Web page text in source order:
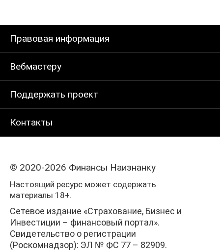
Правовая информация
Вебмастеру
Поддержать проект
Контакты
© 2020-2026 Финансы Наизнанку
Настоящий ресурс может содержать
материалы 18+.
Сетевое издание «Страхование, Бизнес и
Инвестиции – финансовый портал».
Свидетельство о регистрации
(Роскомнадзор): ЭЛ № ФС 77 – 82909.